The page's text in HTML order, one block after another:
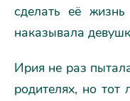
сделать её
наказывала
Ирия не раз
родителях, но тот